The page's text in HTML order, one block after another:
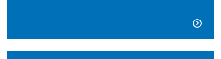
